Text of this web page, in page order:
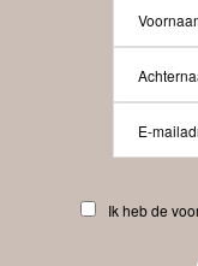
Ik heb de